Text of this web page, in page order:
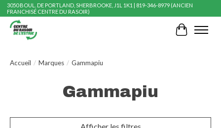
3050 BOUL. DE PORTLAND, SHERBROOKE, J1L 1K1 | 819-346-8979 (ANCIEN
FRANCHISÉ CENTRE DU RASOIR)
Panier
Accueil / Marques / Gammapiu
Gammapiu
Afficher les filtres